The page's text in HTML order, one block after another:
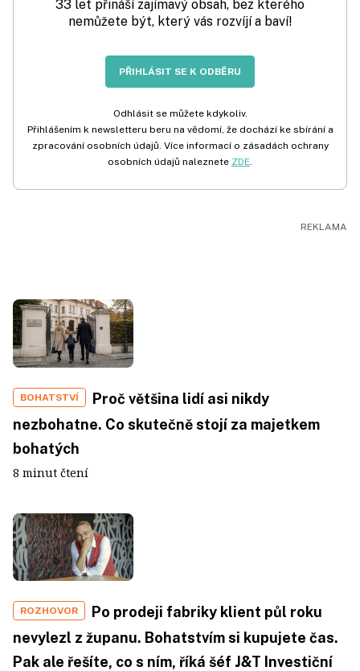
33 let přináší zajímavý obsah, bez kterého
nemůžete být, který vás rozvíjí a baví!
PŘIHLÁSIT SE K ODBĚRU
Odhlásit se můžete kdykoliv.
Přihlášením k newsletteru beru na vědomí, že dochází ke sbírání a
zpracování osobních údajů. Více informací o zásadách ochrany
osobních údajů naleznete ZDE.
BOHATSTVÍ
Proč většina lidí asi nikdy
nezbohatne. Co skutečně stojí za majetkem
bohatých
8 minut čtení
ROZHOVOR
Po prodeji fabriky klient půl roku
nevylezl z županu. Bohatstvím si kupujete čas.
Pak ale řešíte, co s ním, říká šéf J&T Investiční